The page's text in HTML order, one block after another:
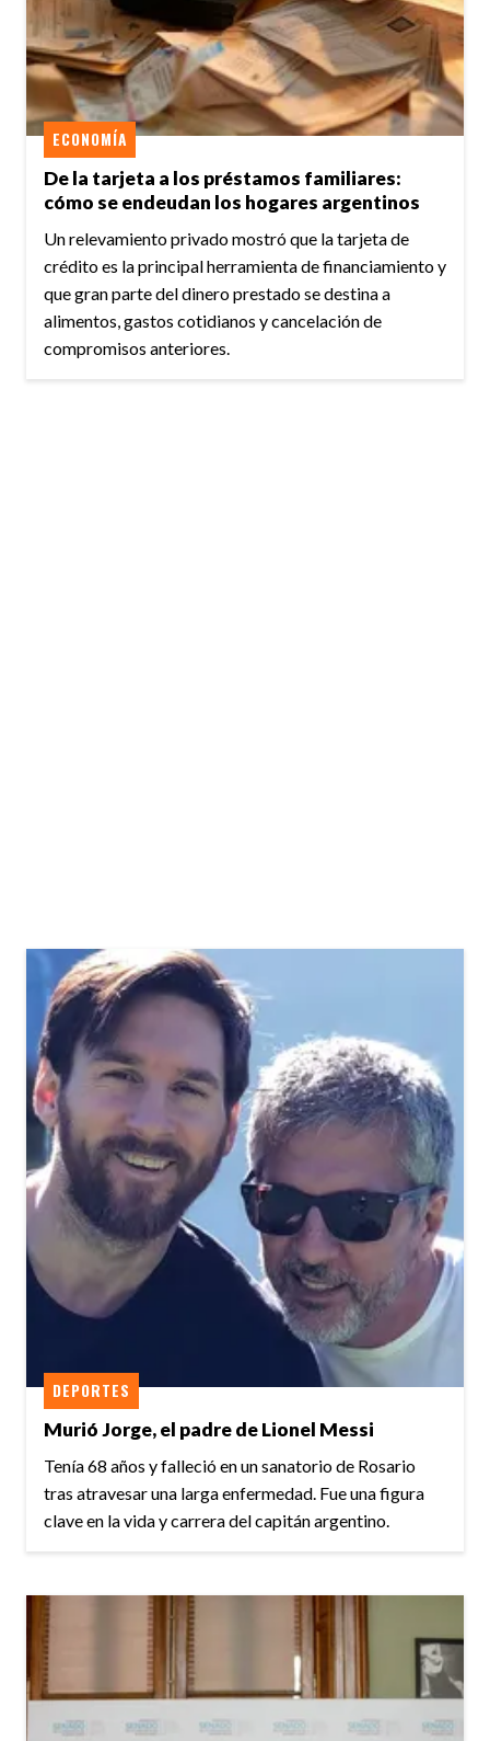
De la tarjeta a los préstamos familiares:
cómo se endeudan los hogares argentinos
ECONOMÍA
Un relevamiento privado mostró que la tarjeta de
crédito es la principal herramienta de financiamiento y
que gran parte del dinero prestado se destina a
alimentos, gastos cotidianos y cancelación de
compromisos anteriores.
Murió Jorge, el padre de Lionel Messi
DEPORTES
Tenía 68 años y falleció en un sanatorio de Rosario
tras atravesar una larga enfermedad. Fue una figura
clave en la vida y carrera del capitán argentino.